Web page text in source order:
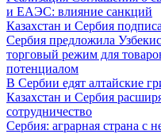
и ЕАЭС: влияние санкций
Казахстан и Сербия
Сербия предложила
торговый режим для
потенциалом
В Сербии едят алтайские
Казахстан и Сербия
сотрудничество
Сербия: аграрная страна с